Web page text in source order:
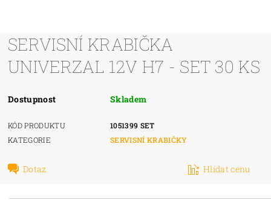
SERVISNÍ KRABIČKA
UNIVERZAL 12V H7 - SET 30 KS
Dostupnost Skladem
KÓD PRODUKTU
1051399 SET
KATEGORIE
SERVISNÍ KRABIČKY
Dotaz Hlídat cenu